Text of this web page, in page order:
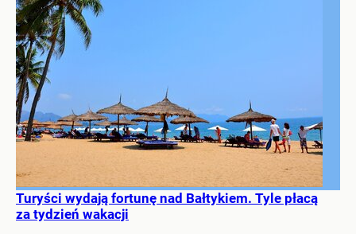
Turyści wydają fortunę nad Bałtykiem. Tyle płacą
za tydzień wakacji